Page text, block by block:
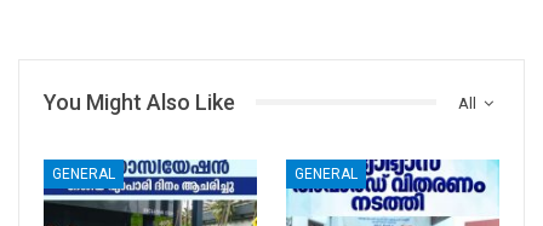
All
You Might Also Like
GENERAL GENERAL